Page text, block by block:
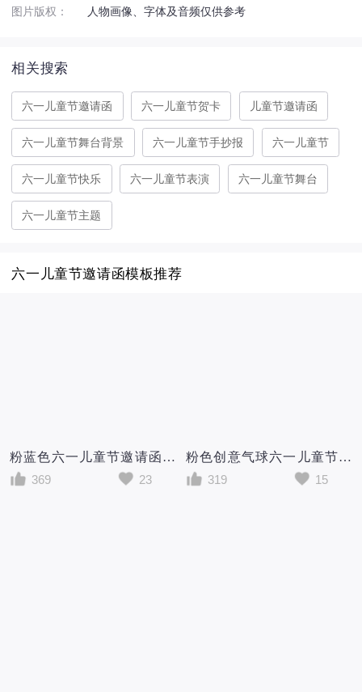
图片版权：
人物画像、字体及音频仅供参考
相关搜索
六一儿童节邀请函 六一儿童节贺卡 儿童节邀请函
六一儿童节舞台背景 六一儿童节手抄报 六一儿童节
六一儿童节快乐 六一儿童节表演 六一儿童节舞台
六一儿童节主题
六一儿童节邀请函模板推荐
粉蓝色六一儿童节邀请函模板
369
23
粉色创意气球六一儿童节邀请函模板
319
15